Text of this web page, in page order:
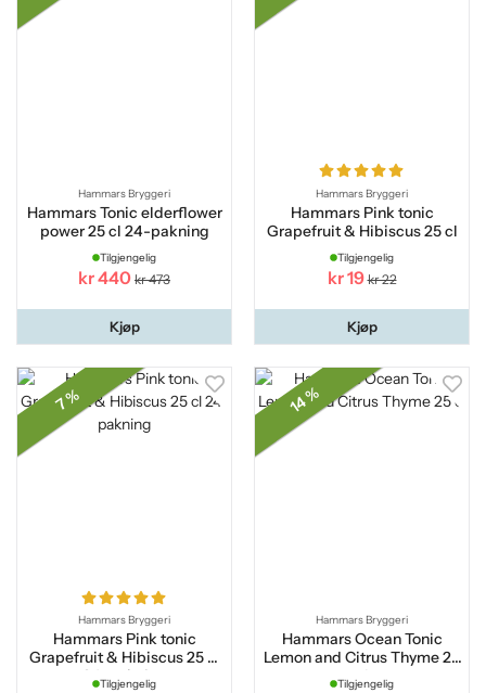
Hammars Bryggeri
Hammars Tonic elderflower
power 25 cl 24-pakning
Tilgjengelig
kr 440 kr 473
Kjøp
Hammars Bryggeri
Hammars Pink tonic
Grapefruit & Hibiscus 25 cl
Tilgjengelig
kr 19 kr 22
Kjøp
7 %
Hammars Bryggeri
Hammars Pink tonic
Grapefruit & Hibiscus 25 cl
24-pakning
Tilgjengelig
14 %
Hammars Bryggeri
Hammars Ocean Tonic
Lemon and Citrus Thyme 25
cl
Tilgjengelig